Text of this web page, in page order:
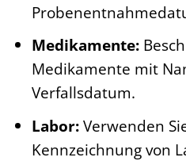
Medikamente:
Medikamente mit
Verfallsdatum.
Labor:Verwenden
Kennzeichnung von